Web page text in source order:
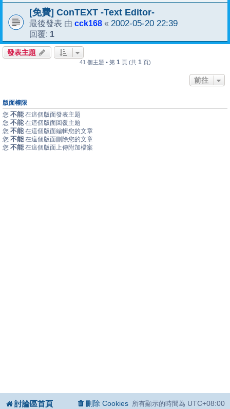
[免費] ConTEXT -Text Editor-
最後發表 由 cck168 « 2002-05-20 22:39
回覆: 1
發表主題
41 個主題 • 第 1 頁 (共 1 頁)
前往
版面權限
您 不能 在這個版面發表主題
您 不能 在這個版面回覆主題
您 不能 在這個版面編輯您的文章
您 不能 在這個版面刪除您的文章
您 不能 在這個版面上傳附加檔案
討論區首頁 所有顯示的時間為 UTC+08:00
刪除 Cookies